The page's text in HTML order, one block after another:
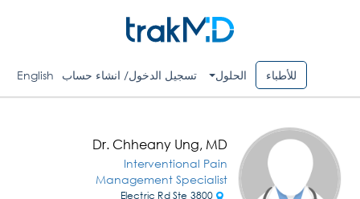
للأطباء الحلول تسجيل الدخول/ انشاء حساب English
Dr. Chheany Ung, MD
Interventional Pain
Management Specialist
3800 Electric Rd Ste